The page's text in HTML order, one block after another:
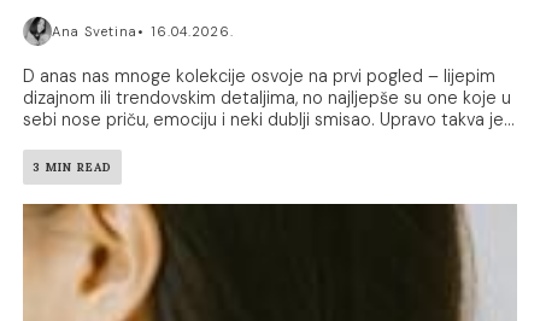
Ana Svetina 16.04.2026.
D anas nas mnoge kolekcije osvoje na prvi pogled – lijepim
dizajnom ili trendovskim detaljima, no najljepše su one koje u
sebi nose priču, emociju i neki dublji smisao. Upravo takva je...
3 MIN READ